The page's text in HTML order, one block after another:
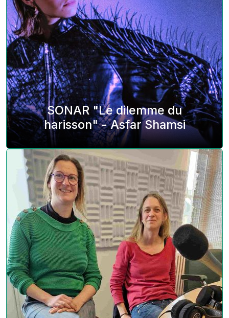
SONAR "Le dilemme du
harisson" - Asfar Shamsi